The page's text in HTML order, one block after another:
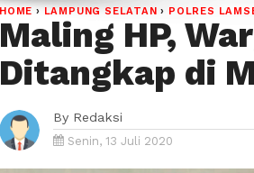
HOME › LAMPUNG SELATAN › POLRES
Maling HP,
Ditangkap di
By Redaksi
Senin, 13 Juli 2020